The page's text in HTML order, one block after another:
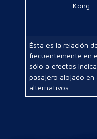
Kong
Ésta es la relación
frecuentemente en
sólo a efectos
pasajero alojado en
alternativos